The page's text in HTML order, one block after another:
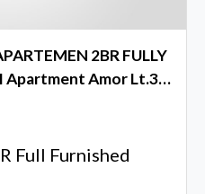
2BR FULLY
Apartment Amor Lt.33
Full Furnished